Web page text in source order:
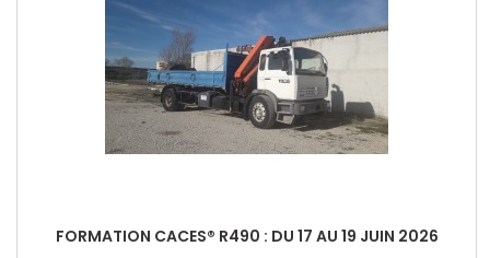
FORMATION CACES® R490 : DU 17 AU 19 JUIN 2026